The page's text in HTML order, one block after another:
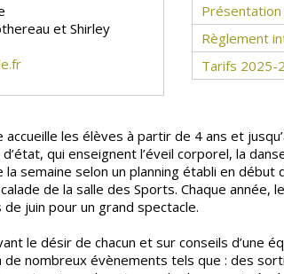
et Shirley
Présentation
Règlement
Tarifs 2025-
accueille les élèves à partir de 4 ans et
qui enseignent l’éveil corporel, la
semaine selon un planning établi en début
de la salle des Sports. Chaque année,
de juin pour un grand spectacle.
le désir de chacun et sur conseils d’une
nombreux évènements tels que : des